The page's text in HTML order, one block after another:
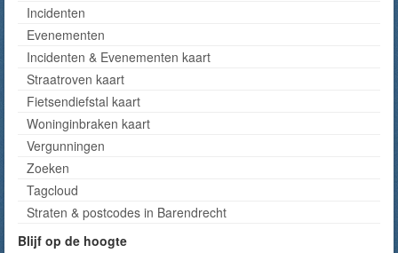
Incidenten
Evenementen
Incidenten & Evenementen kaart
Straatroven kaart
Fietsendiefstal kaart
Woninginbraken kaart
Vergunningen
Zoeken
Tagcloud
Straten & postcodes in Barendrecht
Blijf op de hoogte